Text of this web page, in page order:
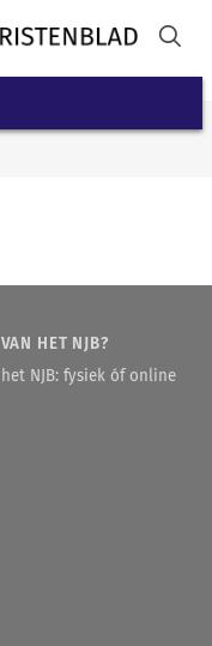
HET NJB?
NJB: fysiek óf online